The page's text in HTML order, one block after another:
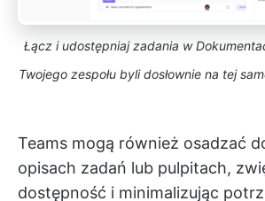
Łącz i udostępniaj zadania w
Twojego zespołu byli dosłownie na tej
Teams mogą również osadzać
opisach zadań lub pulpitach,
dostępność i minimalizując